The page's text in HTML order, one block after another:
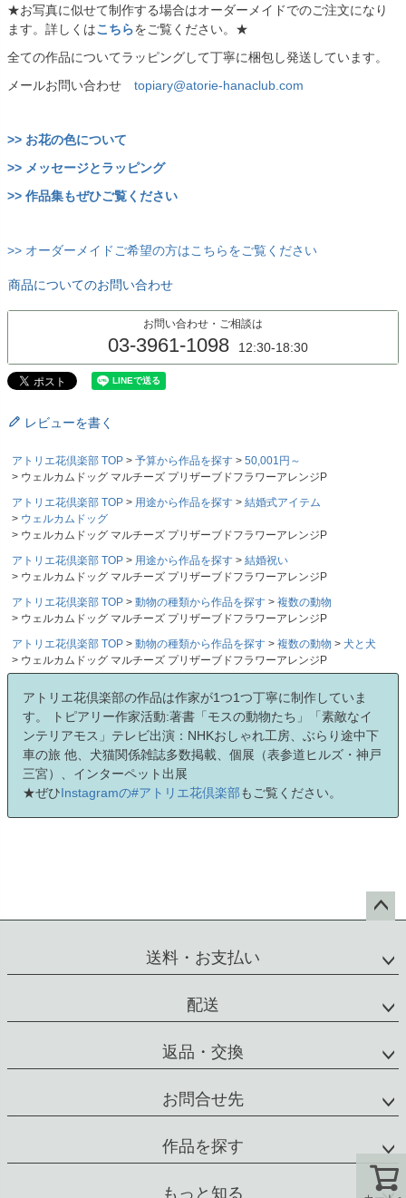
★お写真に似せて制作する場合はオーダーメイドでのご注文になり
ます。詳しくはこちらをご覧ください。★
全ての作品についてラッピングして丁寧に梱包し発送しています。
メールお問い合わせ topiary@atorie-hanaclub.com
>> お花の色について
>> メッセージとラッピング
>> 作品集もぜひご覧ください
>> オーダーメイドご希望の方はこちらをご覧ください
商品についてのお問い合わせ
お問い合わせ・ご相談は
03-3961-1098 12:30-18:30
レビューを書く
アトリエ花倶楽部 TOP 予算から作品を探す
50,001円～
ウェルカムドッグ マルチーズ プリザーブドフラワーアレンジP
アトリエ花倶楽部 TOP
用途から作品を探す
結婚式アイテム
ウェルカムドッグ
ウェルカムドッグ マルチーズ プリザーブドフラワーアレンジP
アトリエ花倶楽部 TOP
用途から作品を探す
結婚祝い
ウェルカムドッグ マルチーズ プリザーブドフラワーアレンジP
アトリエ花倶楽部 TOP
動物の種類から作品を探す
複数の動物
ウェルカムドッグ マルチーズ プリザーブドフラワーアレンジP
アトリエ花倶楽部 TOP
動物の種類から作品を探す 複数の動物
犬と犬
ウェルカムドッグ マルチーズ プリザーブドフラワーアレンジP
アトリエ花倶楽部の作品は作家が1つ1つ丁寧に制作していま
す。 トピアリー作家活動:著書「モスの動物たち」「素敵なイ
ンテリアモス」テレビ出演：NHKおしゃれ工房、ぶらり途中下
車の旅 他、犬猫関係雑誌多数掲載、個展（表参道ヒルズ・神戸
三宮）、インターペット出展
★ぜひInstagramの#アトリエ花倶楽部もご覧ください。
ップ
送料・お支払い
配送
返品・交換
お問合せ先
作品を探す
もっと知る